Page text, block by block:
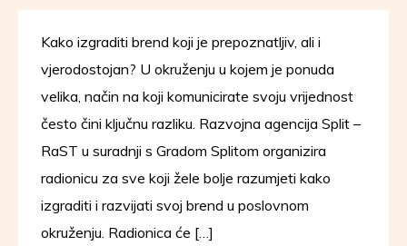
Kako izgraditi brend koji je prepoznatljiv, ali i
vjerodostojan? U okruženju u kojem je ponuda
velika, način na koji komunicirate svoju vrijednost
često čini ključnu razliku. Razvojna agencija Split –
RaST u suradnji s Gradom Splitom organizira
radionicu za sve koji žele bolje razumjeti kako
izgraditi i razvijati svoj brend u poslovnom
okruženju. Radionica će […]